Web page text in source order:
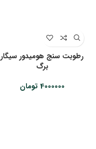
رطوبت سنج هومیدور سیگار
برگ
4000000 تومان